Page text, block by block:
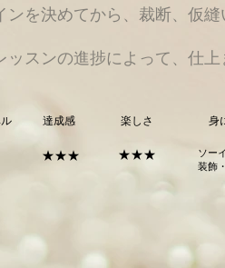
ンを決めてから、裁断、仮
ッスンの進捗によって、仕上
達成感 楽しさ 身
★★★
ソー
装飾
★★★